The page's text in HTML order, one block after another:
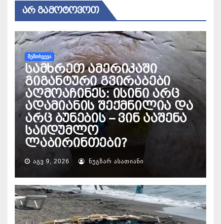
ᲐᲠ ᲒᲐᲛᲝᲢᲝᲕᲝᲗ
ᲨᲔᲛᲗᲮᲕᲔᲕᲐ
სამხრეთ ამერიკაში
გიგანტური გვირაბები
აღმოაჩინეს: ისინი არც
ადამიანის შექმნილია და
არც ბუნების – ვინ ააშენა
საიდუმლო
ლაბირინთები?
ᲐᲒᲕ 9, 2026 ᲜᲣᲒᲖᲐᲠ ᲐᲡᲐᲗᲘᲐᲜᲘ